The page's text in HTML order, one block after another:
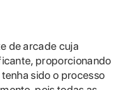
de arcade cuja
proporcionando
sido o processo